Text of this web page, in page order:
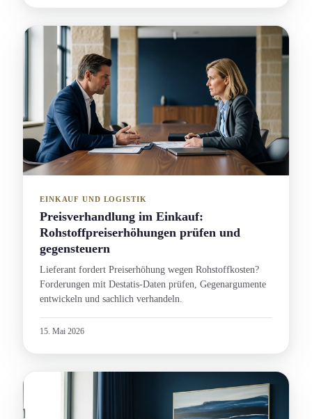
EINKAUF UND LOGISTIK
Preisverhandlung im Einkauf:
Rohstoffpreiserhöhung­en prüfen und
gegensteuern
Lieferant fordert Preiserhöhung wegen Rohstoffkosten?
Forderungen mit Destatis-Daten prüfen, Gegenargument­e
entwickeln und sachlich verhandeln.
15. Mai 2026